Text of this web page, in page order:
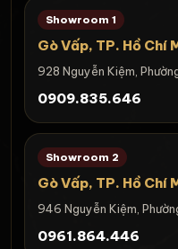
Showroom 1
Gò Vấp, TP. Hồ Chí
928 Nguyễn Kiệm,
0909.835.646
Showroom 2
Gò Vấp, TP. Hồ Chí
946 Nguyễn Kiệm,
0961.864.446